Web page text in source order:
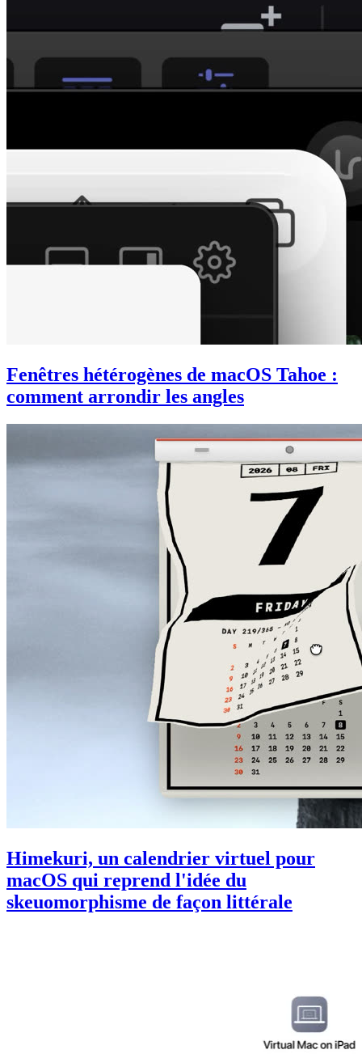
Fenêtres hétérogènes de macOS Tahoe :
comment arrondir les angles
Himekuri, un calendrier virtuel pour
macOS qui reprend l'idée du
skeuomorphisme de façon littérale